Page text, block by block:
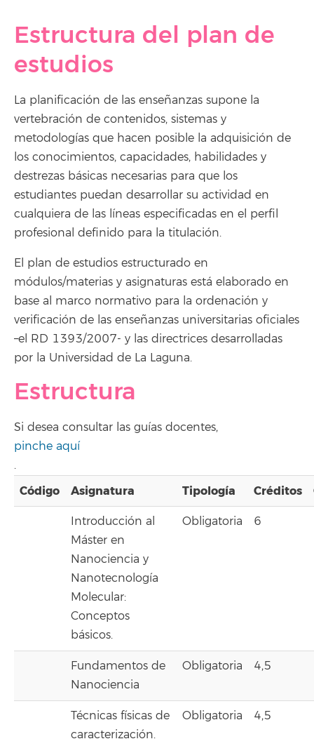
Estructura del plan de
estudios
La planificación de las enseñanzas supone la
vertebración de contenidos, sistemas y
metodologías que hacen posible la adquisición de
los conocimientos, capacidades, habilidades y
destrezas básicas necesarias para que los
estudiantes puedan desarrollar su actividad en
cualquiera de las líneas especificadas en el perfil
profesional definido para la titulación.
El plan de estudios estructurado en
módulos/materias y asignaturas está elaborado en
base al marco normativo para la ordenación y
verificación de las enseñanzas universitarias oficiales
–el RD 1393/2007- y las directrices desarrolladas
por la Universidad de La Laguna.
Estructura
Si desea consultar las guías docentes,
pinche aquí
.
Código Asignatura Tipología Créditos
Introducción al
Máster en
Nanociencia y
Nanotecnología
Molecular:
Conceptos
básicos.
Obligatoria 6
Fundamentos de
Nanociencia
Obligatoria 4,5
Técnicas físicas de
caracterización.
Obligatoria 4,5